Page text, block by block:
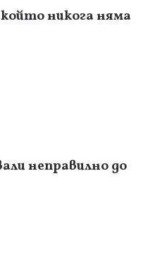
никога няма
неправилно до